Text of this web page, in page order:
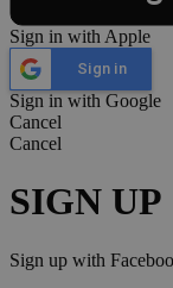
Sign in with Apple
Sign in
Sign in with Google
Cancel
Cancel
SIGN UP
Sign up with